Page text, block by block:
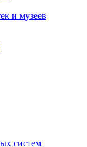
и музеев
систем